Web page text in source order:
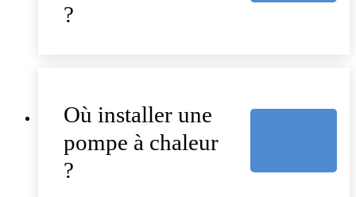
?
Où installer une
pompe à chaleur
?